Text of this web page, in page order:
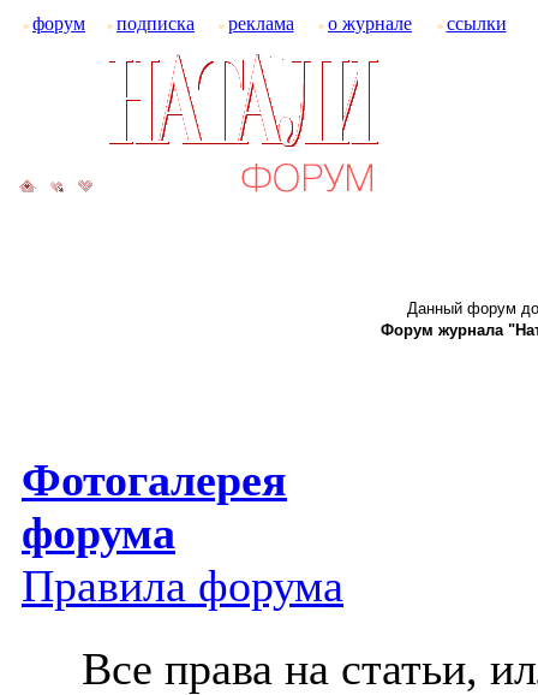
форум подписка реклама о журнале ссылки
Данный форум
Форум журнала
Фотогалерея
форума
Правила форума
Все права на статьи,